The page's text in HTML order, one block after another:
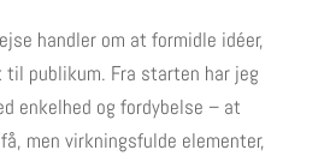
handler om at formidle idéer,
publikum. Fra starten har jeg
enkelhed og fordybelse – at
men virkningsfulde elementer,